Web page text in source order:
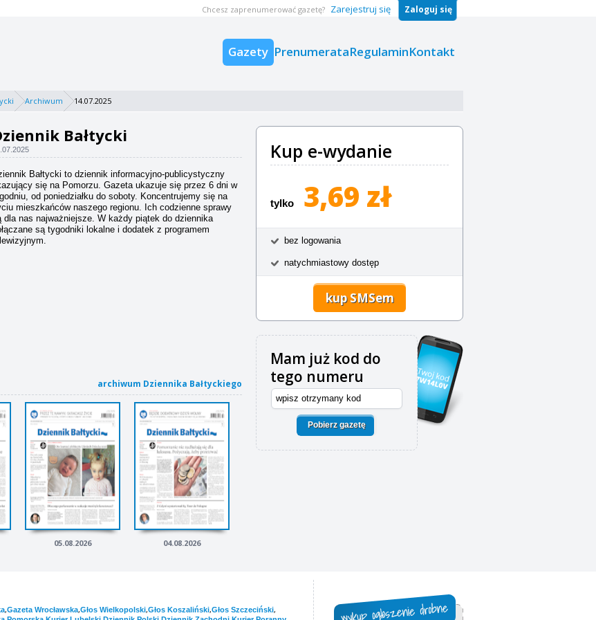
Gazety PrenumerataRegulaminKontakt
Chcesz zaprenumerować gazetę? Zarejestruj się Zaloguj się
Archiwum 14.07.2025
Bałtycki
Bałtycki to dziennik informacyjno-publicystyczny
się na Pomorzu. Gazeta ukazuje się przez 6 dni w
od poniedziałku do soboty. Koncentrujemy się na
mieszkańców naszego regionu. Ich codzienne sprawy
dla nas najważniejsze. W każdy piątek do dziennika
są tygodniki lokalne i dodatek z programem
Kup e-wydanie
tylko 3,69 zł
bez logowania
natychmiastowy dostęp
kup SMSem
Mam już kod do
tego numeru
Pobierz gazetę
archiwum Dziennika Bałtyckiego
05.08.2026 04.08.2026
,Gazeta Wrocławska,Głos Wielkopolski,Głos Koszaliński,Głos Szczeciński,